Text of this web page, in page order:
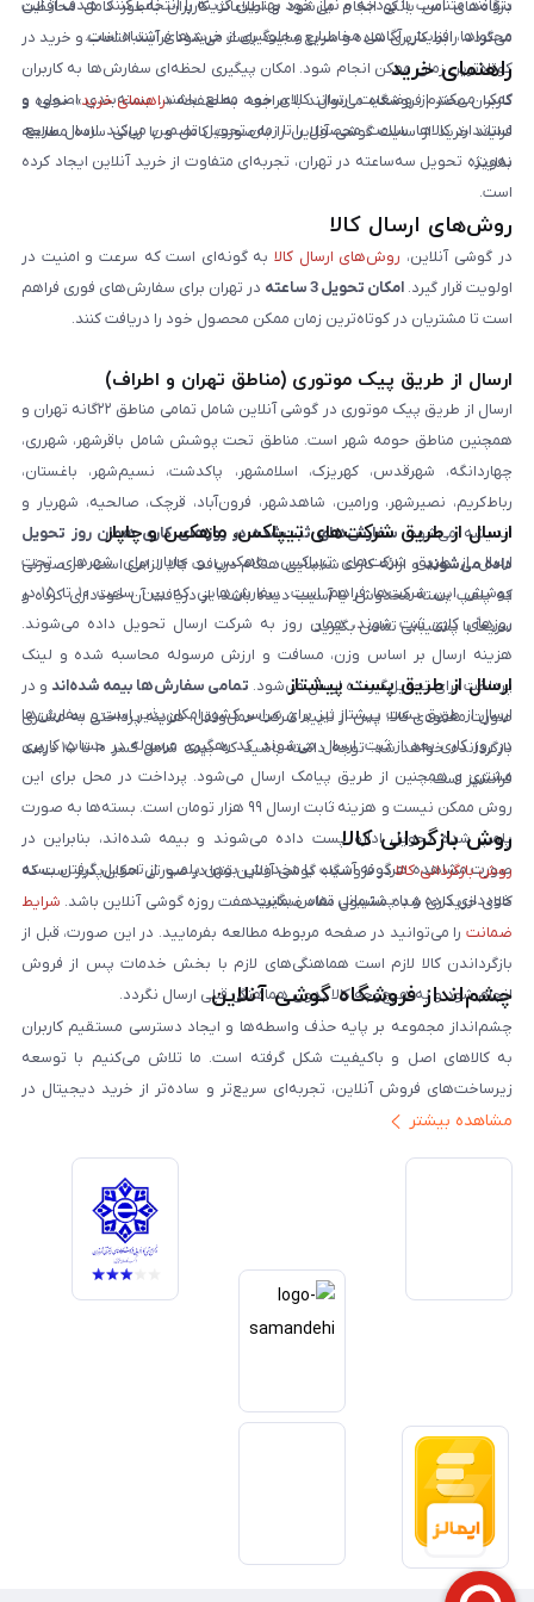
بتوانند متناسب با بودجه و نیاز خود بهترین گزینه را انتخاب کنند. هدف از این
محتواها، افزایش آگاهی مخاطبان و جلوگیری از خریدهای اشتباه است.
درگاه‌های امن بانکی انجام می‌شود و اطلاعات کاربران به‌طور کامل محافظت
می‌گردد. رابط کاربری ساده و سریع سایت باعث می‌شود فرآیند انتخاب و خرید در
کوتاه‌ترین زمان ممکن انجام شود. امکان پیگیری لحظه‌ای سفارش‌ها به کاربران
کمک می‌کند از وضعیت ارسال کالای خود مطلع باشند. بسته‌بندی اصولی و
استاندارد کالاها، سلامت محصول را تا زمان تحویل تضمین می‌کند. ارسال سریع،
به‌ویژه تحویل سه‌ساعته در تهران، تجربه‌ای متفاوت از خرید آنلاین ایجاد کرده
است.
راهنمای خرید
کاربران محترم فروشگاه می‌توانند با مراجعه به صفحه «راهنمای خرید»، نحوه و
فرایند خرید از سایت گوشی آنلاین را به‌صورت کامل و با زبانی ساده مطالعه
نمایند.
روش‌های ارسال کالا
در گوشی آنلاین، روش‌های ارسال کالا به گونه‌ای است که سرعت و امنیت در
اولویت قرار گیرد. امکان تحویل 3 ساعته
در تهران برای سفارش‌های فوری فراهم
است تا مشتریان در کوتاه‌ترین زمان ممکن محصول خود را دریافت کنند.
ارسال از طریق پیک موتوری (مناطق تهران و اطراف)
ارسال از طریق پیک موتوری در گوشی آنلاین شامل تمامی مناطق ۲۲گانه تهران و
همچنین مناطق حومه شهر است. مناطق تحت پوشش شامل باقرشهر، شهرری،
چهاردانگه، شهرقدس، کهریزک، اسلامشهر، پاکدشت، نسیم‌شهر، باغستان،
رباط‌کریم، نصیرشهر، ورامین، شاهدشهر، فرون‌آباد، قرچک، صالحیه، شهریار و
اندیشه می‌شود. سفارش‌های ثبت‌شده در روزهای کاری همان روز تحویل
داده می‌شوندو ارائه کارت شناسایی هنگام دریافت کالا الزامی است. در صورتی
که پلمپ بسته مخدوش یا آسیب دیده باشد، از دریافت آن خودداری کرده و
سریعاً با پشتیبانی تماس بگیرید.
ارسال از طریق شرکت‌های تیپاکس، ماهکس و چاپار
ارسال از طریق شرکت‌های تیپاکس، ماهکس و چاپار برای شهرهای تحت
پوشش این شرکت‌ها فراهم است. سفارش‌هایی که بین ساعت ۱۰ تا ۱۵ در
روزهای کاری ثبت شوند، همان روز به شرکت ارسال تحویل داده می‌شوند.
هزینه ارسال بر اساس وزن، مسافت و ارزش مرسوله محاسبه شده و لینک
پرداخت برای تحویل‌گیرنده ارسال می‌شود. تمامی سفارش‌ها بیمه شده‌اند و در
صورت مفقودی کالا، پس از تایید شرکت حمل‌ونقل، هزینه پرداختی به مشتری
بازگردانده خواهد شد. توجه داشته باشید که بیمه شامل کسر ۱۰ تا ۱۵ درصد
فرانشیز است.
ارسال از طریق پست پیشتاز
ارسال از طریق پست پیشتاز نیز برای سراسر کشور امکان‌پذیر است و سفارش‌ها
در روز کاری بعد از ثبت، ارسال می‌شوند. کد رهگیری مرسوله در حساب کاربری
مشتری و همچنین از طریق پیامک ارسال می‌شود. پرداخت در محل برای این
روش ممکن نیست و هزینه ثابت ارسال ۹۹ هزار تومان است. بسته‌ها به صورت
پلمپ شده تحویل اداره پست داده می‌شوند و بیمه شده‌اند، بنابراین در
صورت مشاهده هرگونه آسیب یا مخدوش بودن پلمپ، از تحویل گرفتن بسته
خودداری کرده و با پشتیبانی تماس بگیرید.
روش بازگردانی کالا
روش بازگردانی کالادر فروشگاه گوشی آنلاین تنها در صورتی امکان‌پذیر است که
کالای خریداری شده مشمول مفاد ضمانت هفت روزه گوشی آنلاین باشد. شرایط
ضمانت را می‌توانید در صفحه مربوطه مطالعه بفرمایید. در این صورت، قبل از
بازگرداندن کالا لازم است هماهنگی‌های لازم با بخش خدمات پس از فروش
انجام شود و به هیچ‌وجه کالا بدون هماهنگی قبلی ارسال نگردد.
چشم‌انداز فروشگاه گوشی آنلاین
چشم‌انداز مجموعه بر پایه حذف واسطه‌ها و ایجاد دسترسی مستقیم کاربران
به کالاهای اصل و باکیفیت شکل گرفته است. ما تلاش می‌کنیم با توسعه
زیرساخت‌های فروش آنلاین، تجربه‌ای سریع‌تر و ساده‌تر از خرید دیجیتال در
ایران ارائه دهیم. تبدیل‌شدن به مرجعی قابل اعتماد برای خرید کالای دیجیتال،
خدمات و به‌روزرسانی مداوم محصولات، مسیر ما را روشن‌تر می‌کند. ما باور
داریم آینده بازار دیجیتال متعلق به کسب‌وکارهایی است که صداقت و شفافیت
را در اولویت قرار می‌دهند. گوشی آنلاین با تکیه بر تجربه و تخصص، با قدرت به
سمت تحقق این چشم‌انداز حرکت می‌کند.
مشاهده بیشتر